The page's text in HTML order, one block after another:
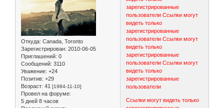
Откуда: Canada, Toronto
Зарегистрирован: 2010-06-05
Приглашений: 0
Сообщений: 3110
Уважение: +24
Позитив: +29
Возраст: 41 [1984-11-10]
Провел на форуме:
5 дней 8 часов
зарегистрированные
пользователи Ссылки могут
видеть только
зарегистрированные
пользователи Ссылки могут
видеть только
зарегистрированные
пользователи Ссылки могут
видеть только
зарегистрированные
пользователи
Ссылки могут видеть только